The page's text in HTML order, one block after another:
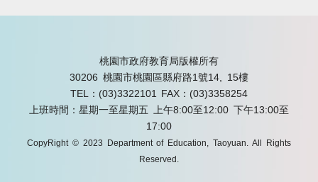
桃園市政府教育局版權所有
30206 桃園市桃園區縣府路1號14, 15樓
TEL：(03)3322101 FAX：(03)3358254
上班時間：星期一至星期五 上午8:00至12:00 下午13:00至
17:00
CopyRight © 2023 Department of Education, Taoyuan. All Rights
Reserved.